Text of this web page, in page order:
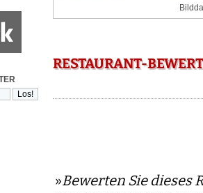
RESTAURANT-
»Bewerten Sie dieses